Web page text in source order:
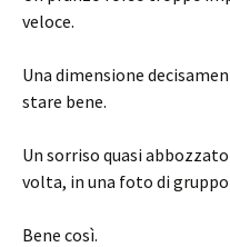
veloce.
Una dimensione
stare bene.
Un sorriso quasi
volta, in una foto di
Bene così.